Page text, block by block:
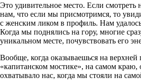
Это удивительное место. Если
нам, что если мы присмотримся, то
с женским ликом в профиль. Нам
Когда мы поднялись на гору, многие
уникальном месте, почувствовать его
Вообще, когда оказываешься на верхней
«капитанском мостике», на самом
охватывало нас, когда мы стояли на